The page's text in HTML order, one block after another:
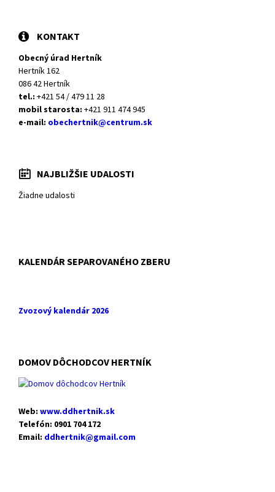
KONTAKT
Obecný úrad Hertník
Hertník 162
086 42 Hertník
tel.: +421 54 / 479 11 28
mobil starosta: +421 911 474 945
e-mail: obechertnik@centrum.sk
NAJBLIŽŠIE UDALOSTI
Žiadne udalosti
KALENDÁR SEPAROVANÉHO ZBERU
Zvozový kalendár 2026
DOMOV DÔCHODCOV HERTNÍK
Web: www.ddhertnik.sk
Telefón: 0901 704 172
Email: ddhertnik@gmail.com